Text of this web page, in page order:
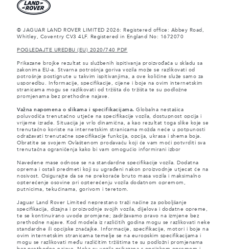
© JAGUAR LAND ROVER LIMITED 2026: Registered office: Abbey Road,
Whitley, Coventry CV3 4LF. Registered in England No: 1672070
POGLEDAJTE UREDBU (EU) 2020/740 PDF
Prikazane brojke rezultat su službenih ispitivanja proizvođača u skladu sa
zakonima EU-a. Stvarna potrošnja goriva vozila može se razlikovati od
potrošnje postignute u takvim ispitivanjima, a ove količine služe samo za
usporedbu. Informacije, specifikacije, cijene i boje na ovim internetskim
stranicama mogu se razlikovati od tržišta do tržišta te su podložne
promjenama bez prethodne najave.
Važna napomena o slikama i specifikacijama. Globalna nestašica
poluvodiča trenutačno utječe na specifikacije vozila, dostupnost opcija i
vrijeme izrade. Situacija je vrlo dinamična, a kao rezultat toga slike koje se
trenutačno koriste na internetskim stranicama možda neće u potpunosti
odražavati trenutačne specifikacije funkcija, opcija, ukrasa i shema boja.
Obratite se svojem Ovlaštenom prodavaču koji će vam moći potvrditi sva
trenutačna ograničenja kako bi vam omogućio informirani izbor
Navedene mase odnose se na standardne specifikacije vozila. Dodatna
oprema i ostali predmeti koji su ugrađeni nakon proizvodnje utjecat će na
nosivost. Osigurajte da se ne prekorače bruto masa vozila i maksimalno
opterećenje osovine pri opterećenju vozila dodatnom opremom,
putnicima, tekućinama, gorivom i teretom.
Jaguar Land Rover Limited neprestano traži načine za poboljšanje
specifikacija, dizajna i proizvodnje svojih vozila, dijelova i dodatne opreme,
te se kontinuirano uvode promjene; zadržavamo pravo na izmjene bez
prethodne najave. Kod modela iz različitih godina mogu se razlikovati neke
standardne ili opcijske značajke. Informacije, specifikacije, motori i boje na
ovim internetskim stranicama temelje se na europskim specifikacijama i
mogu se razlikovati među različitim tržištima te su podložni promjenama